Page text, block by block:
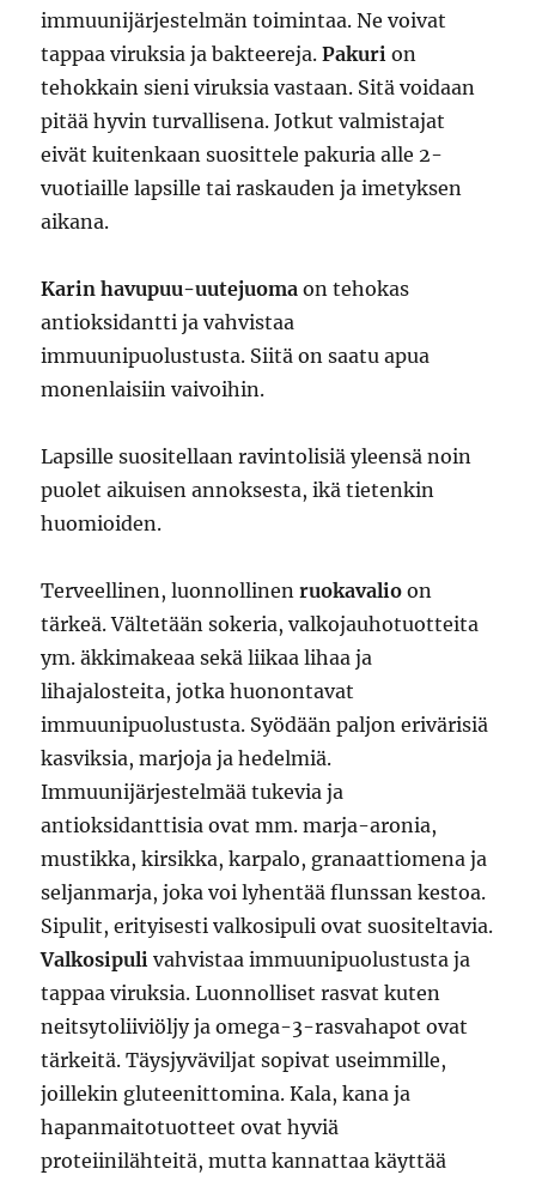
immuunijärjestelmän toimintaa. Ne voivat
tappaa viruksia ja bakteereja.Pakurion
tehokkain sieni viruksia vastaan. Sitä voidaan
pitää hyvin turvallisena. Jotkut valmistajat
eivät kuitenkaan suosittele pakuria alle 2-
vuotiaille lapsille tai raskauden ja imetyksen
aikana.
Karin havupuu-uutejuoma on tehokas
antioksidantti ja vahvistaa
immuunipuolustusta. Siitä on saatu apua
monenlaisiin vaivoihin.
Lapsille suositellaan ravintolisiä yleensä noin
puolet aikuisen annoksesta, ikä tietenkin
huomioiden.
Terveellinen, luonnollinen ruokavalio on
tärkeä. Vältetään sokeria, valkojauhotuotteita
ym. äkkimakeaa sekä liikaa lihaa ja
lihajalosteita, jotka huonontavat
immuunipuolustusta. Syödään paljon erivärisiä
kasviksia, marjoja ja hedelmiä.
Immuunijärjestelmää tukevia ja
antioksidanttisia ovat mm. marja-aronia,
mustikka, kirsikka, karpalo, granaattiomena ja
seljanmarja, joka voi lyhentää flunssan kestoa.
Sipulit, erityisesti valkosipuli ovat suositeltavia.
Valkosipuli vahvistaa immuunipuolustusta ja
tappaa viruksia. Luonnolliset rasvat kuten
neitsytoliiviöljy ja omega-3-rasvahapot ovat
tärkeitä. Täysjyväviljat sopivat useimmille,
joillekin gluteenittomina. Kala, kana ja
hapanmaitotuotteet ovat hyviä
proteiinilähteitä, mutta kannattaa käyttää